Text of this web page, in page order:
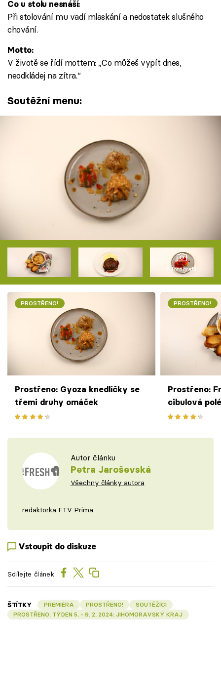
Co u stolu nesnáší:
Při stolování mu vadí mlaskání a nedostatek slušného
chování.
Motto:
V životě se řídí mottem: „Co můžeš vypít dnes,
neodkládej na zítra.“
Soutěžní menu:
5 fotografií
PROSTŘENO!
Prostřeno: Gyoza knedlíčky se
třemi druhy omáček
PROSTŘENO!
Prostřeno:
cibulová
Gruyère
Autor článku
Petra Jaroševská
Všechny články autora
redaktorka FTV Prima
Vstoupit do diskuze
Sdílejte článek
ŠTÍTKY PREMIÉRA PROSTŘENO!
SOUTĚŽÍCÍ
PROSTŘENO: TÝDEN 5. - 9. 2. 2024: JIHOMORAVSKÝ KRAJ